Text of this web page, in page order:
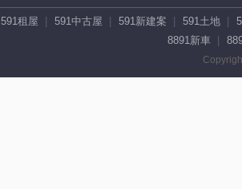
591租屋 591中古屋 591新建案 591土地
8891新車